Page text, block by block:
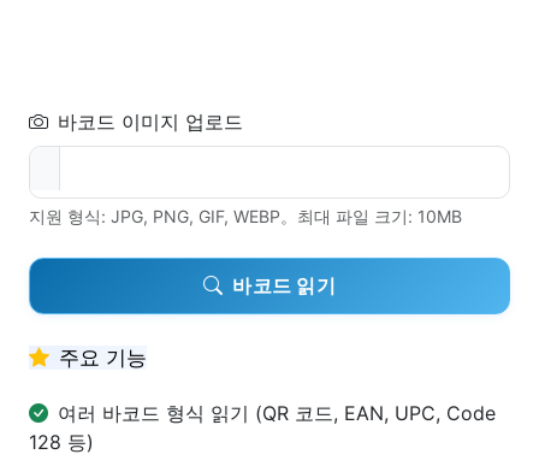
바코드 이미지 업로드
지원 형식: JPG, PNG, GIF, WEBP。최대 파일 크기: 10MB
바코드 읽기
주요 기능
여러 바코드 형식 읽기 (QR 코드, EAN, UPC, Code
128 등)